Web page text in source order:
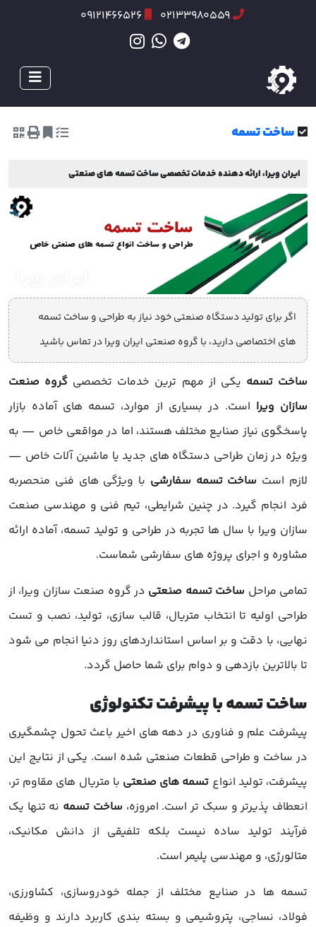
02133980559
09121466526
ساخت تسمه
ایران ویرا، ارائه دهنده خدمات تخصصی ساخت تسمه های صنعتی
اگر برای تولید دستگاه صنعتی خود نیاز به طراحی و ساخت تسمه
های اختصاصی دارید، با گروه صنعتی ایران ویرا در تماس باشید
ساخت تسمه یکی از مهم ترین خدمات تخصصی گروه صنعت
سازان ویرا است. در بسیاری از موارد، تسمه های آماده بازار
پاسخگوی نیاز صنایع مختلف هستند، اما در مواقعی خاص — به
ویژه در زمان طراحی دستگاه های جدید یا ماشین آلات خاص —
لازم است ساخت تسمه سفارشی با ویژگی های فنی منحصربه
فرد انجام گیرد. در چنین شرایطی، تیم فنی و مهندسی صنعت
سازان ویرا با سال ها تجربه در طراحی و تولید تسمه، آماده ارائه
مشاوره و اجرای پروژه های سفارشی شماست.
تمامی مراحل ساخت تسمه صنعتی در گروه صنعت سازان ویرا، از
طراحی اولیه تا انتخاب متریال، قالب سازی، تولید، نصب و تست
نهایی، با دقت و بر اساس استانداردهای روز دنیا انجام می شود
تا بالاترین بازدهی و دوام برای شما حاصل گردد.
ساخت تسمه با پیشرفت تکنولوژی
پیشرفت علم و فناوری در دهه های اخیر باعث تحول چشمگیری
در ساخت و طراحی قطعات صنعتی شده است. یکی از نتایج این
پیشرفت، تولید انواع تسمه های صنعتی با متریال های مقاوم تر،
انعطاف پذیرتر و سبک تر است. امروزه، ساخت تسمه نه تنها یک
فرآیند تولید ساده نیست بلکه تلفیقی از دانش مکانیک،
متالورژی، و مهندسی پلیمر است.
تسمه ها در صنایع مختلف از جمله خودروسازی، کشاورزی،
فولاد، نساجی، پتروشیمی و بسته بندی کاربرد دارند و وظیفه